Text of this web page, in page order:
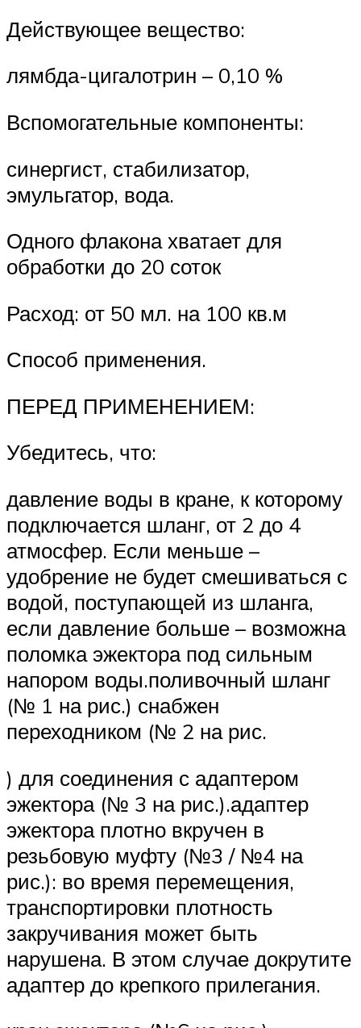
Действующее вещество:
лямбда-цигалотрин – 0,10 %
Вспомогательные компоненты:
синергист, стабилизатор,
эмульгатор, вода.
Одного флакона хватает для
обработки до 20 соток
Расход: от 50 мл. на 100 кв.м
Способ применения.
ПЕРЕД ПРИМЕНЕНИЕМ:
Убедитесь, что:
давление воды в кране, к которому
подключается шланг, от 2 до 4
атмосфер. Если меньше –
удобрение не будет смешиваться с
водой, поступающей из шланга,
если давление больше – возможна
поломка эжектора под сильным
напором воды.поливочный шланг
(№ 1 на рис.) снабжен
переходником (№ 2 на рис.
) для соединения с адаптером
эжектора (№ 3 на рис.).адаптер
эжектора плотно вкручен в
резьбовую муфту (№3 / №4 на
рис.): во время перемещения,
транспортировки плотность
закручивания может быть
нарушена. В этом случае докрутите
адаптер до крепкого прилегания.